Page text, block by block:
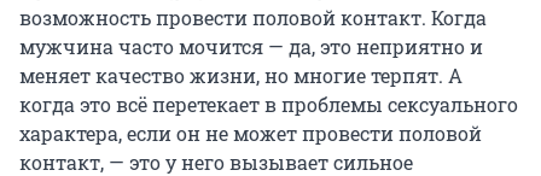
возможность провести половой контакт. Когда
мужчина часто мочится — да, это неприятно и
меняет качество жизни, но многие терпят. А
когда это всё перетекает в проблемы сексуального
характера, если он не может провести половой
контакт, — это у него вызывает сильное